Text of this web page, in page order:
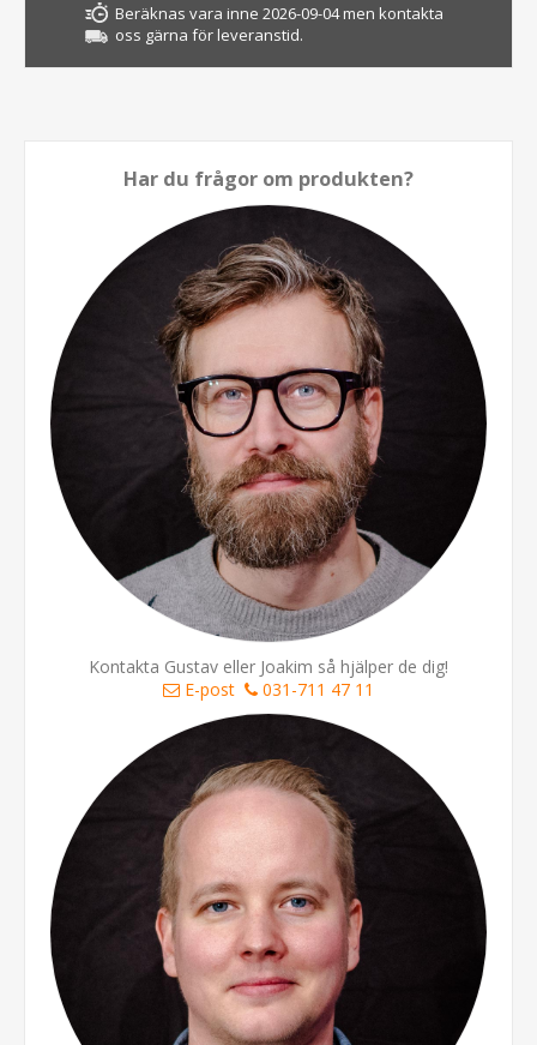
Beräknas vara inne 2026-09-04 men kontakta
oss gärna för leveranstid.
Har du frågor om produkten?
Kontakta Gustav eller Joakim så hjälper de dig!
E-post
031-711 47 11